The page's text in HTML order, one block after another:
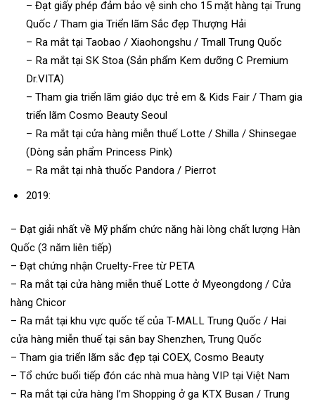
– Đạt giấy phép đảm bảo vệ sinh cho 15 mặt hàng tại Trung
Quốc / Tham gia Triển lãm Sắc đẹp Thượng Hải
– Ra mắt tại Taobao / Xiaohongshu / Tmall Trung Quốc
– Ra mắt tại SK Stoa (Sản phẩm Kem dưỡng C Premium
Dr.VITA)
– Tham gia triển lãm giáo dục trẻ em & Kids Fair / Tham gia
triển lãm Cosmo Beauty Seoul
– Ra mắt tại cửa hàng miễn thuế Lotte / Shilla / Shinsegae
(Dòng sản phẩm Princess Pink)
– Ra mắt tại nhà thuốc Pandora / Pierrot
2019:
– Đạt giải nhất về Mỹ phẩm chức năng hài lòng chất lượng Hàn
Quốc (3 năm liên tiếp)
– Đạt chứng nhận Cruelty-Free từ PETA
– Ra mắt tại cửa hàng miễn thuế Lotte ở Myeongdong / Cửa
hàng Chicor
– Ra mắt tại khu vực quốc tế của T-MALL Trung Quốc / Hai
cửa hàng miễn thuế tại sân bay Shenzhen, Trung Quốc
– Tham gia triển lãm sắc đẹp tại COEX, Cosmo Beauty
– Tổ chức buổi tiếp đón các nhà mua hàng VIP tại Việt Nam
– Ra mắt tại cửa hàng I’m Shopping ở ga KTX Busan / Trung